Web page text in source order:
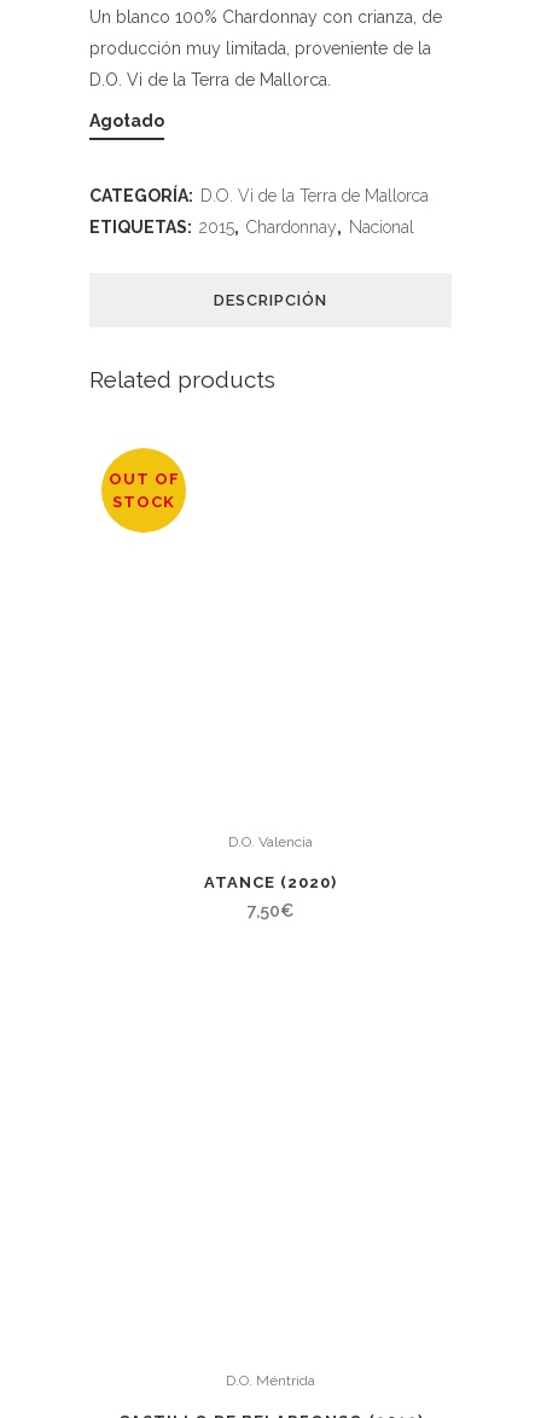
Un blanco 100% Chardonnay con crianza, de
producción muy limitada, proveniente de la
D.O. Vi de la Terra de Mallorca.
Agotado
CATEGORÍA: D.O. Vi de la Terra de Mallorca
ETIQUETAS: 2015, Chardonnay, Nacional
DESCRIPCIÓN
Related products
OUT OF
STOCK
D.O. Valencia
ATANCE (2020)
7,50€
D.O. Méntrida